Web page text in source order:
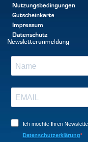
Nutzungsbedingungen
Gutscheinkarte
Impressum
Datenschutz
Newsletteranmeldung
Ich möchte Ihren
Datenschutzerklärung